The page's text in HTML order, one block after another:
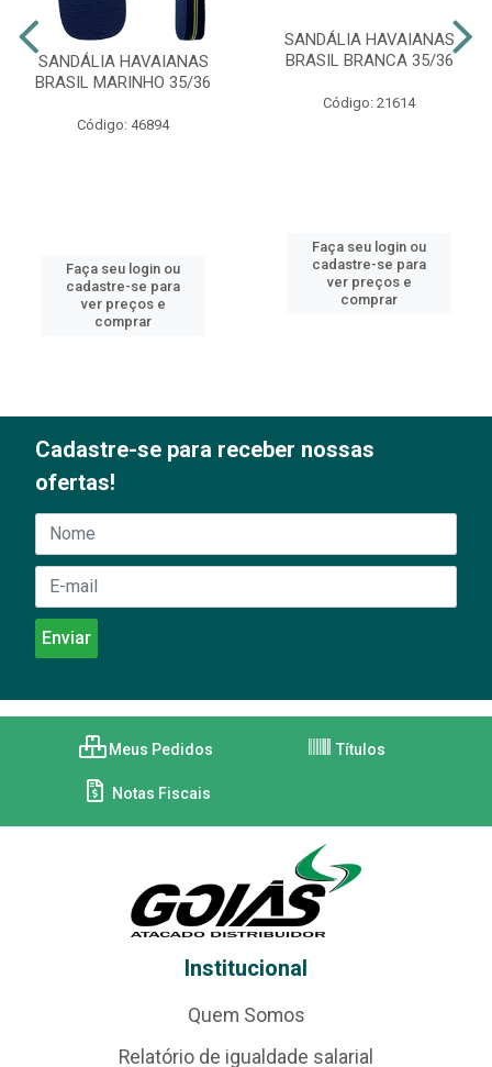
SANDÁLIA HAVAIANAS
BRASIL MARINHO 35/36
Código: 46894
Faça seu login ou
cadastre-se para
ver preços e
comprar
SANDÁLIA HAVAIANAS
BRASIL BRANCA 35/36
Código: 21614
Faça seu login ou
cadastre-se para
ver preços e
comprar
Cadastre-se para receber nossas
ofertas!
Meus Pedidos Títulos
Notas Fiscais
Institucional
Quem Somos
Relatório de igualdade salarial